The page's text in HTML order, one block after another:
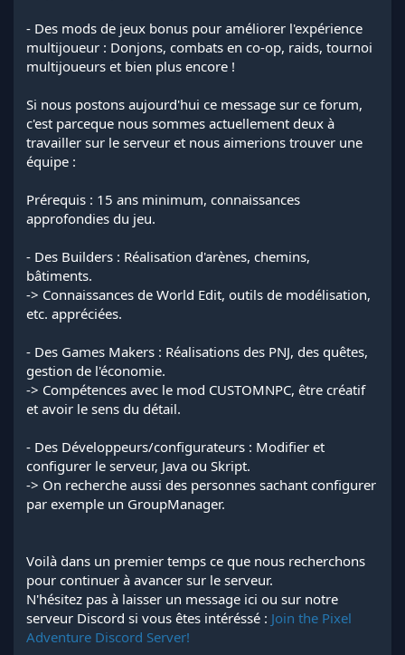
- Des mods de jeux bonus pour améliorer l'expérience
multijoueur : Donjons, combats en co-op, raids, tournoi
multijoueurs et bien plus encore !
Si nous postons aujourd'hui ce message sur ce forum,
c'est parceque nous sommes actuellement deux à
travailler sur le serveur et nous aimerions trouver une
équipe :
Prérequis : 15 ans minimum, connaissances
approfondies du jeu.
- Des Builders : Réalisation d'arènes, chemins,
bâtiments.
-> Connaissances de World Edit, outils de modélisation,
etc. appréciées.
- Des Games Makers : Réalisations des PNJ, des quêtes,
gestion de l'économie.
-> Compétences avec le mod CUSTOMNPC, être créatif
et avoir le sens du détail.
- Des Développeurs/configurateurs : Modifier et
configurer le serveur, Java ou Skript.
-> On recherche aussi des personnes sachant configurer
par exemple un GroupManager.
Voilà dans un premier temps ce que nous recherchons
pour continuer à avancer sur le serveur.
N'hésitez pas à laisser un message ici ou sur notre
serveur Discord si vous êtes intéréssé : Join the Pixel
Adventure Discord Server!